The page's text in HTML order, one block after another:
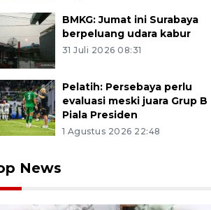
BMKG: Jumat ini Surabaya
berpeluang udara kabur
31 Juli 2026 08:31
Pelatih: Persebaya perlu
evaluasi meski juara Grup B
Piala Presiden
1 Agustus 2026 22:48
News